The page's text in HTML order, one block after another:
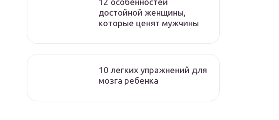
достойной женщины,
которые ценят мужчины
10 легких упражнений для
мозга ребенка